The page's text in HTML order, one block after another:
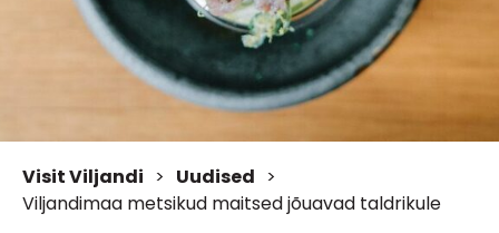
Visit Viljandi > Uudised >
Viljandimaa metsikud maitsed jõuavad taldrikule